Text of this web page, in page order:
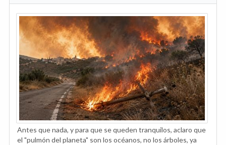
Antes que nada, y para que se queden tranquilos, aclaro que
el "pulmón del planeta" son los océanos, no los árboles, ya